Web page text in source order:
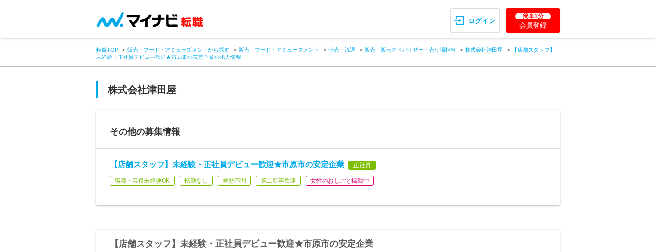
ログイン
簡単1分
会員登録
転職TOP 販売・フード・アミューズメントから探す 販売・フード・アミューズメント 小売・流通 販売・販売アドバイザー・売り場担当 株式会社津田屋
【店舗スタッフ】
未経験・正社員デビュー歓迎★市原市の安定企業の求人情報
株式会社津田屋
その他の募集情報
【店舗スタッフ】未経験・正社員デビュー歓迎★市原市の安定企業 正社員
職種・業種未経験OK 転勤なし 学歴不問 第二新卒歓迎 女性のおしごと掲載中
【店舗スタッフ】未経験・正社員デビュー歓迎★市原市の安定企業